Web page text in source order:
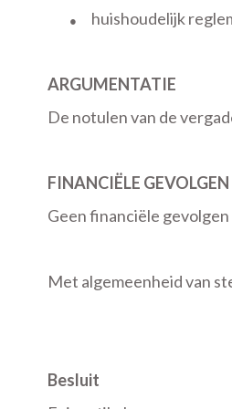
● huishoudelijk
ARGUMENTATIE
De notulen van de
FINANCIËLE GEVOLGEN
Geen financiële
Met algemeenheid van
Besluit